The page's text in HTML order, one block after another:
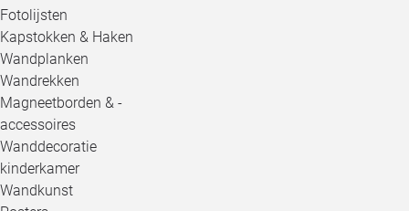
Fotolijsten
Kapstokken & Haken
Wandplanken
Wandrekken
Magneetborden & -
accessoires
Wanddecoratie
kinderkamer
Wandkunst